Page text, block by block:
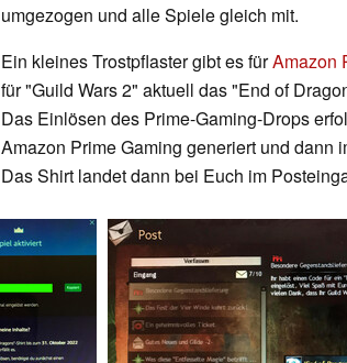
umgezogen und alle Spiele gleich mit.
Ein kleines Trostpflaster gibt es fürAmazon
für "Guild Wars 2" aktuell das "End of
Das Einlösen des Prime-Gaming-Drops
Amazon Prime Gaming generiert und dann
Das Shirt landet dann bei Euch im